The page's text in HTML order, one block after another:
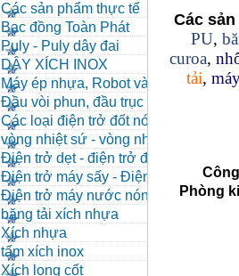
Các sản phẩm thực tế
Bạc đồng Toàn Phát
Puly - Puly dây đai
DÂY XÍCH INOX
Máy ép nhựa, Robot và các
thiết bị máy phụ trợ
Đầu vòi phun, đầu trục vít,
kẹp khuôn, cảm biến
Các loại điện trở đốt nóng
vòng nhiệt sứ - vòng nhiệt
inox
Điện trở dẹt - điện trở đúc
nhôm, Halogen
Điện trở máy sấy - Điện trở
que - Điện trở U
Điện trở máy nước nóng -
Máy dầu nóng
băng tải xích nhựa
Xích nhựa
tấm xích inox
Xích long cốt
Các
PU,
curoa,
tải,
Công
Phòng